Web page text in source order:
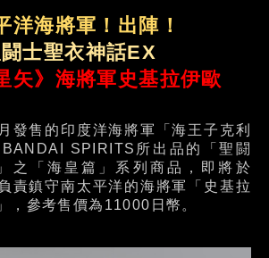
洋海將軍！出陣！
士聖衣神話EX
矢》海將軍史基拉伊歐
售的印度洋海將軍「海王子克利
SPIRITS所出品的「聖闘
之「海皇篇」系列商品，即將於
責鎮守南太平洋的海將軍「史基拉
，參考售價為11000日幣。